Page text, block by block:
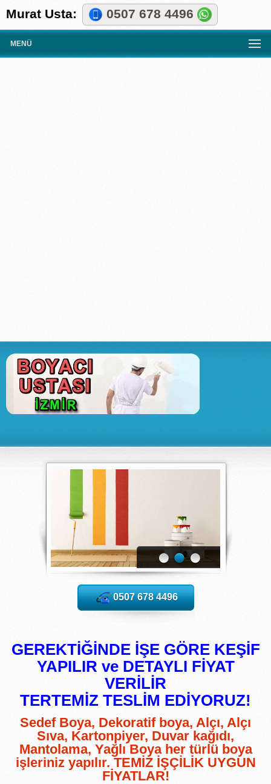
Murat Usta: 0507 678 4496
MENÜ
0507 678 4496
GEREKTİĞİNDE İŞE GÖRE KEŞİF
YAPILIR ve DETAYLI FİYAT
VERİLİR
TERTEMİZ TESLİM EDİYORUZ!
Sedef Boya, Dekoratif boya, Alçı, Alçı
Sıva, Kartonpiyer, Duvar kağıdı,
Mantolama, Yağlı Boya her türlü boya
işleriniz yapılır. TEMİZ İŞÇİLİK UYGUN
FİYATLAR!